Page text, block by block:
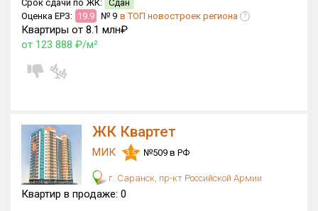
Квартир, апартаментов,
блоков в БД
Срок сдачи по ЖК: Сдан
Оценка ЕРЗ: 19.9 № 9 в ТОП новостроек региона ?
Квартиры от 8.1 млн₽
от 123 888 ₽/м²
ЖК Квартет
МИК 3.5 №509 в РФ
г. Саранск, пр-кт Российской Армии
Квартир в продаже: 0